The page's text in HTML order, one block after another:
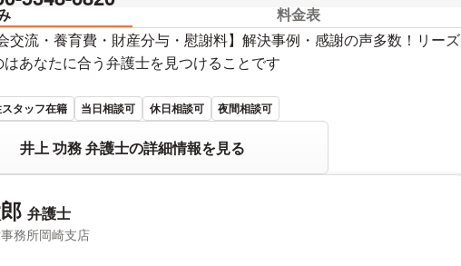
料金表
交流・養育費・財産分与・慰謝料】解決事例・感謝の声多数！リーズ
あなたに合う弁護士を見つけることです
タッフ在籍 当日相談可 休日相談可 夜間相談可
井上 功務 弁護士の詳細情報を見る
弁護士
務所岡崎支店